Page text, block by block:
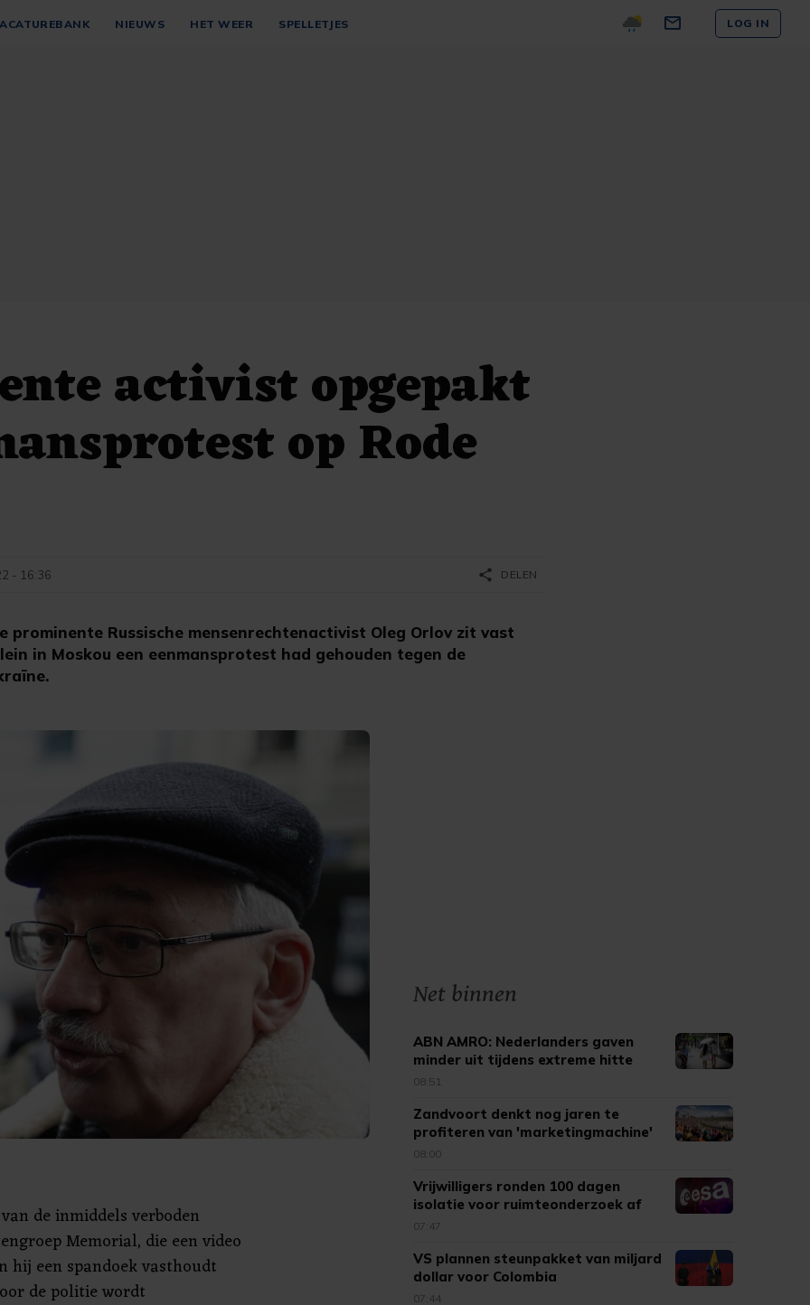
NIEUWS HET WEER SPELLETJES LOG IN
activist opgepakt
op Rode
prominente Russische mensenrechtenactivist Oleg Orlov zit vast
in Moskou een eenmansprotest had gehouden tegen de
- 16:36 share DELEN
de inmiddels verboden
Memorial, die een video
hij een spandoek vasthoudt
de politie wordt
Net binnen
ABN AMRO: Nederlanders gaven
minder uit tijdens extreme hitte
08:51
Zandvoort denkt nog jaren te
profiteren van 'marketingmachine'
F1
08:00
Vrijwilligers ronden 100 dagen
isolatie voor ruimteonderzoek af
07:47
VS plannen steunpakket van miljard
dollar voor Colombia
07:44